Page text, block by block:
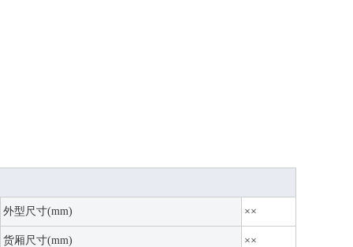
外型尺寸(mm) ××
货厢尺寸(mm) ××